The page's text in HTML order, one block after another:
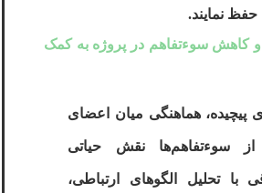
حفظ نمایند.
و کاهش سوءتفاهم در پروژه‌ به کمک
پیچیده، هماهنگی میان اعضای
سوءتفاهم‌ها نقش حیاتی
با تحلیل الگوهای ارتباطی،